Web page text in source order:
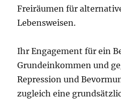
Freiräumen für
Lebensweisen.
Ihr Engagement für ein
Grundeinkommen und
Repression und
zugleich eine